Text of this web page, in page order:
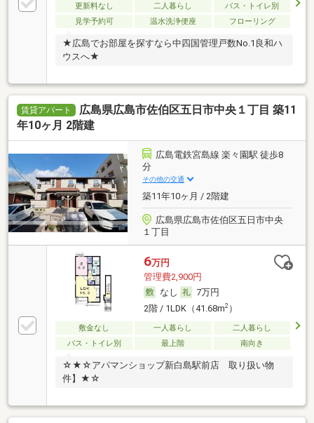
更新料なし 二人暮らし
バス・トイレ別
見学予約可
温水洗浄便座 フローリング
★広島でお部屋を探すなら中四国管理戸数No.1良和ハ
ウスへ★
賃貸アパート
広島県広島市佐伯区五日市中央１丁目 築11
年10ヶ月 2階建
広島電鉄宮島線 楽々園駅 徒歩8
分
その他の交通
築11年10ヶ月 / 2階建
広島県広島市佐伯区五日市中央
１丁目
6万円
管理費2,900円
なし
7万円
2階 / 1LDK（41.68m2）
敷金なし 一人暮らし
二人暮らし
バス・トイレ別
最上階 南向き
☆★☆アパマンショップ新白島駅前店 取り扱い物
件】★☆